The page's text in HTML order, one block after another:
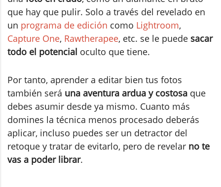
que hay que pulir. Solo a través del revelado en
un programa de edición como Lightroom,
Capture One, Rawtherapee, etc. se le puede sacar
todo el potencial oculto que tiene.
Por tanto, aprender a editar bien tus fotos
también será una aventura ardua y costosa que
debes asumir desde ya mismo. Cuanto más
domines la técnica menos procesado deberás
aplicar, incluso puedes ser un detractor del
retoque y tratar de evitarlo, pero de revelar no te
vas a poder librar.